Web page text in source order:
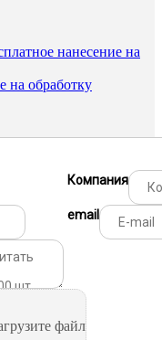
нанесение на
на обработку
Компания
email
файл